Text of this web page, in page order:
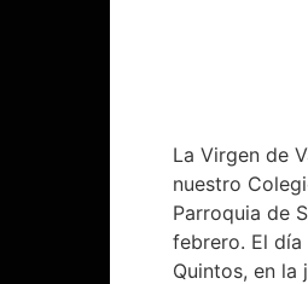
La Virgen de
nuestro
Parroquia de
febrero. El
Quintos, en la